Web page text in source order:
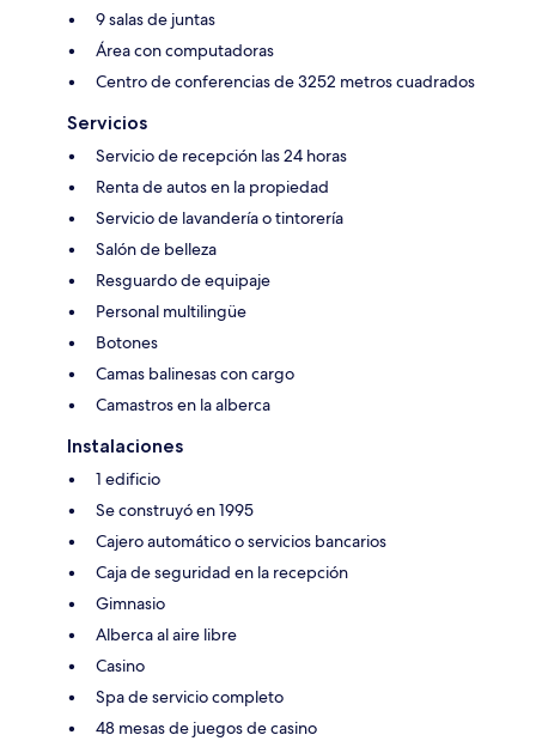
9 salas de juntas
Área con computadoras
Centro de conferencias de 3252 metros cuadrados
Servicios
Servicio de recepción las 24 horas
Renta de autos en la propiedad
Servicio de lavandería o tintorería
Salón de belleza
Resguardo de equipaje
Personal multilingüe
Botones
Camas balinesas con cargo
Camastros en la alberca
Instalaciones
1 edificio
Se construyó en 1995
Cajero automático o servicios bancarios
Caja de seguridad en la recepción
Gimnasio
Alberca al aire libre
Casino
Spa de servicio completo
48 mesas de juegos de casino